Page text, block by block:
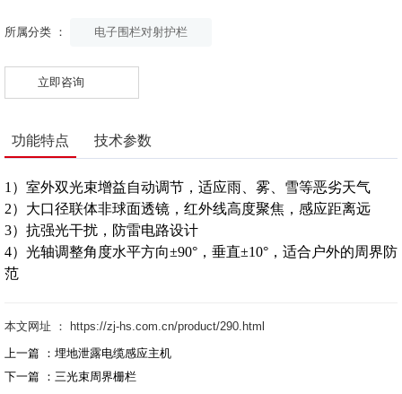
所属分类 ： 电子围栏对射护栏
立即咨询
功能特点 技术参数
1）室外双光束增益自动调节，适应雨、雾、雪等恶劣天气
2）大口径联体非球面透镜，红外线高度聚焦，感应距离远
3）抗强光干扰，防雷电路设计
4）光轴调整角度水平方向±90°，垂直±10°，适合户外的周界防
范
本文网址 ： https://zj-hs.com.cn/product/290.html
上一篇 ： 埋地泄露电缆感应主机
下一篇 ： 三光束周界栅栏